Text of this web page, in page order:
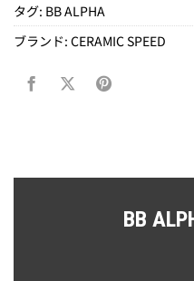
タグ: BB ALPHA
ブランド: CERAMIC SPEED
BB